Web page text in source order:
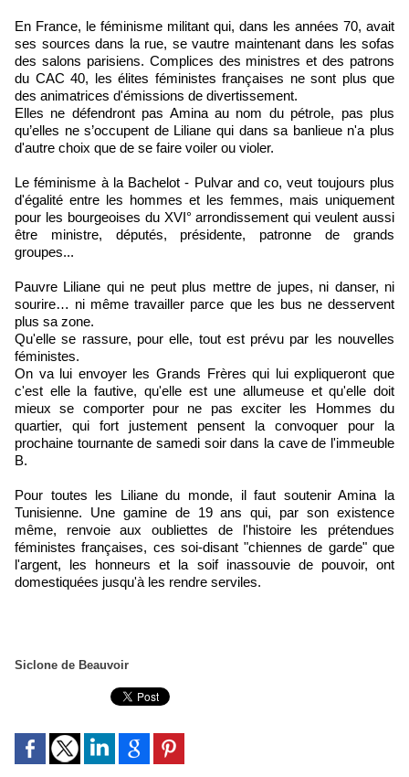
En France, le féminisme militant qui, dans les années 70, avait
ses sources dans la rue, se vautre maintenant dans les sofas
des salons parisiens. Complices des ministres et des patrons
du CAC 40, les élites féministes françaises ne sont plus que
des animatrices d'émissions de divertissement.
Elles ne défendront pas Amina au nom du pétrole, pas plus
qu’elles ne s’occupent de Liliane qui dans sa banlieue n'a plus
d'autre choix que de se faire voiler ou violer.
Le féminisme à la Bachelot - Pulvar and co, veut toujours plus
d'égalité entre les hommes et les femmes, mais uniquement
pour les bourgeoises du XVI° arrondissement qui veulent aussi
être ministre, députés, présidente, patronne de grands
groupes...
Pauvre Liliane qui ne peut plus mettre de jupes, ni danser, ni
sourire… ni même travailler parce que les bus ne desservent
plus sa zone.
Qu'elle se rassure, pour elle, tout est prévu par les nouvelles
féministes.
On va lui envoyer les Grands Frères qui lui expliqueront que
c'est elle la fautive, qu'elle est une allumeuse et qu'elle doit
mieux se comporter pour ne pas exciter les Hommes du
quartier, qui fort justement pensent la convoquer pour la
prochaine tournante de samedi soir dans la cave de l'immeuble
B.
Pour toutes les Liliane du monde, il faut soutenir Amina la
Tunisienne. Une gamine de 19 ans qui, par son existence
même, renvoie aux oubliettes de l'histoire les prétendues
féministes françaises, ces soi-disant "chiennes de garde" que
l'argent, les honneurs et la soif inassouvie de pouvoir, ont
domestiquées jusqu'à les rendre serviles.
Siclone de Beauvoir